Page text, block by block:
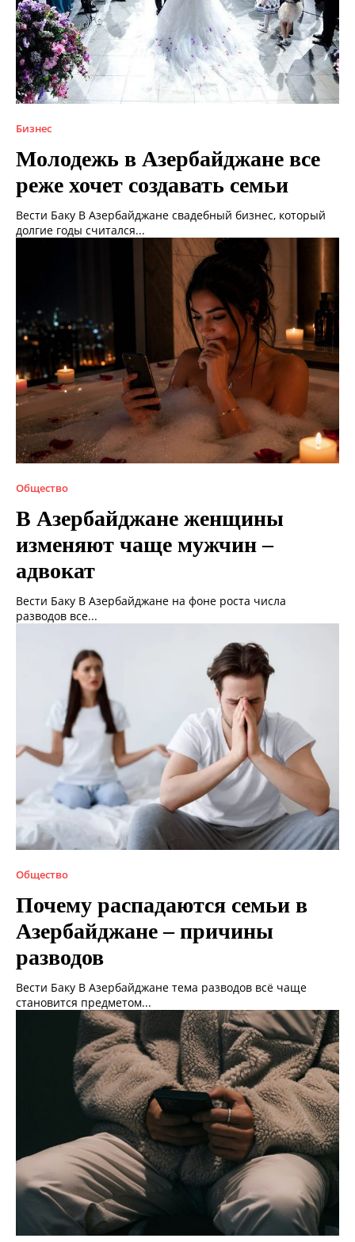
Бизнес
Молодежь в Азербайджане все
реже хочет создавать семьи
Вести Баку В Азербайджане свадебный бизнес, который
долгие годы считался...
Общество
В Азербайджане женщины
изменяют чаще мужчин –
адвокат
Вести Баку В Азербайджане на фоне роста числа
разводов все...
Общество
Почему распадаются семьи в
Азербайджане – причины
разводов
Вести Баку В Азербайджане тема разводов всё чаще
становится предметом...